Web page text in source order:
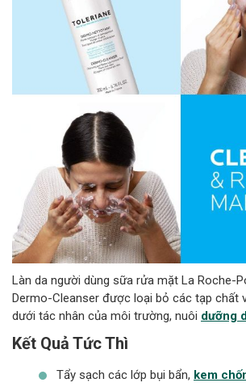
Làn da người dùng sữa rửa mặt La Roche-
Dermo-Cleanser được loại bỏ các tạp chất
dưới tác nhân của môi trường, nuôi dưỡng
Kết Quả Tức Thì
Tẩy sạch các lớp bụi bẩn, kem